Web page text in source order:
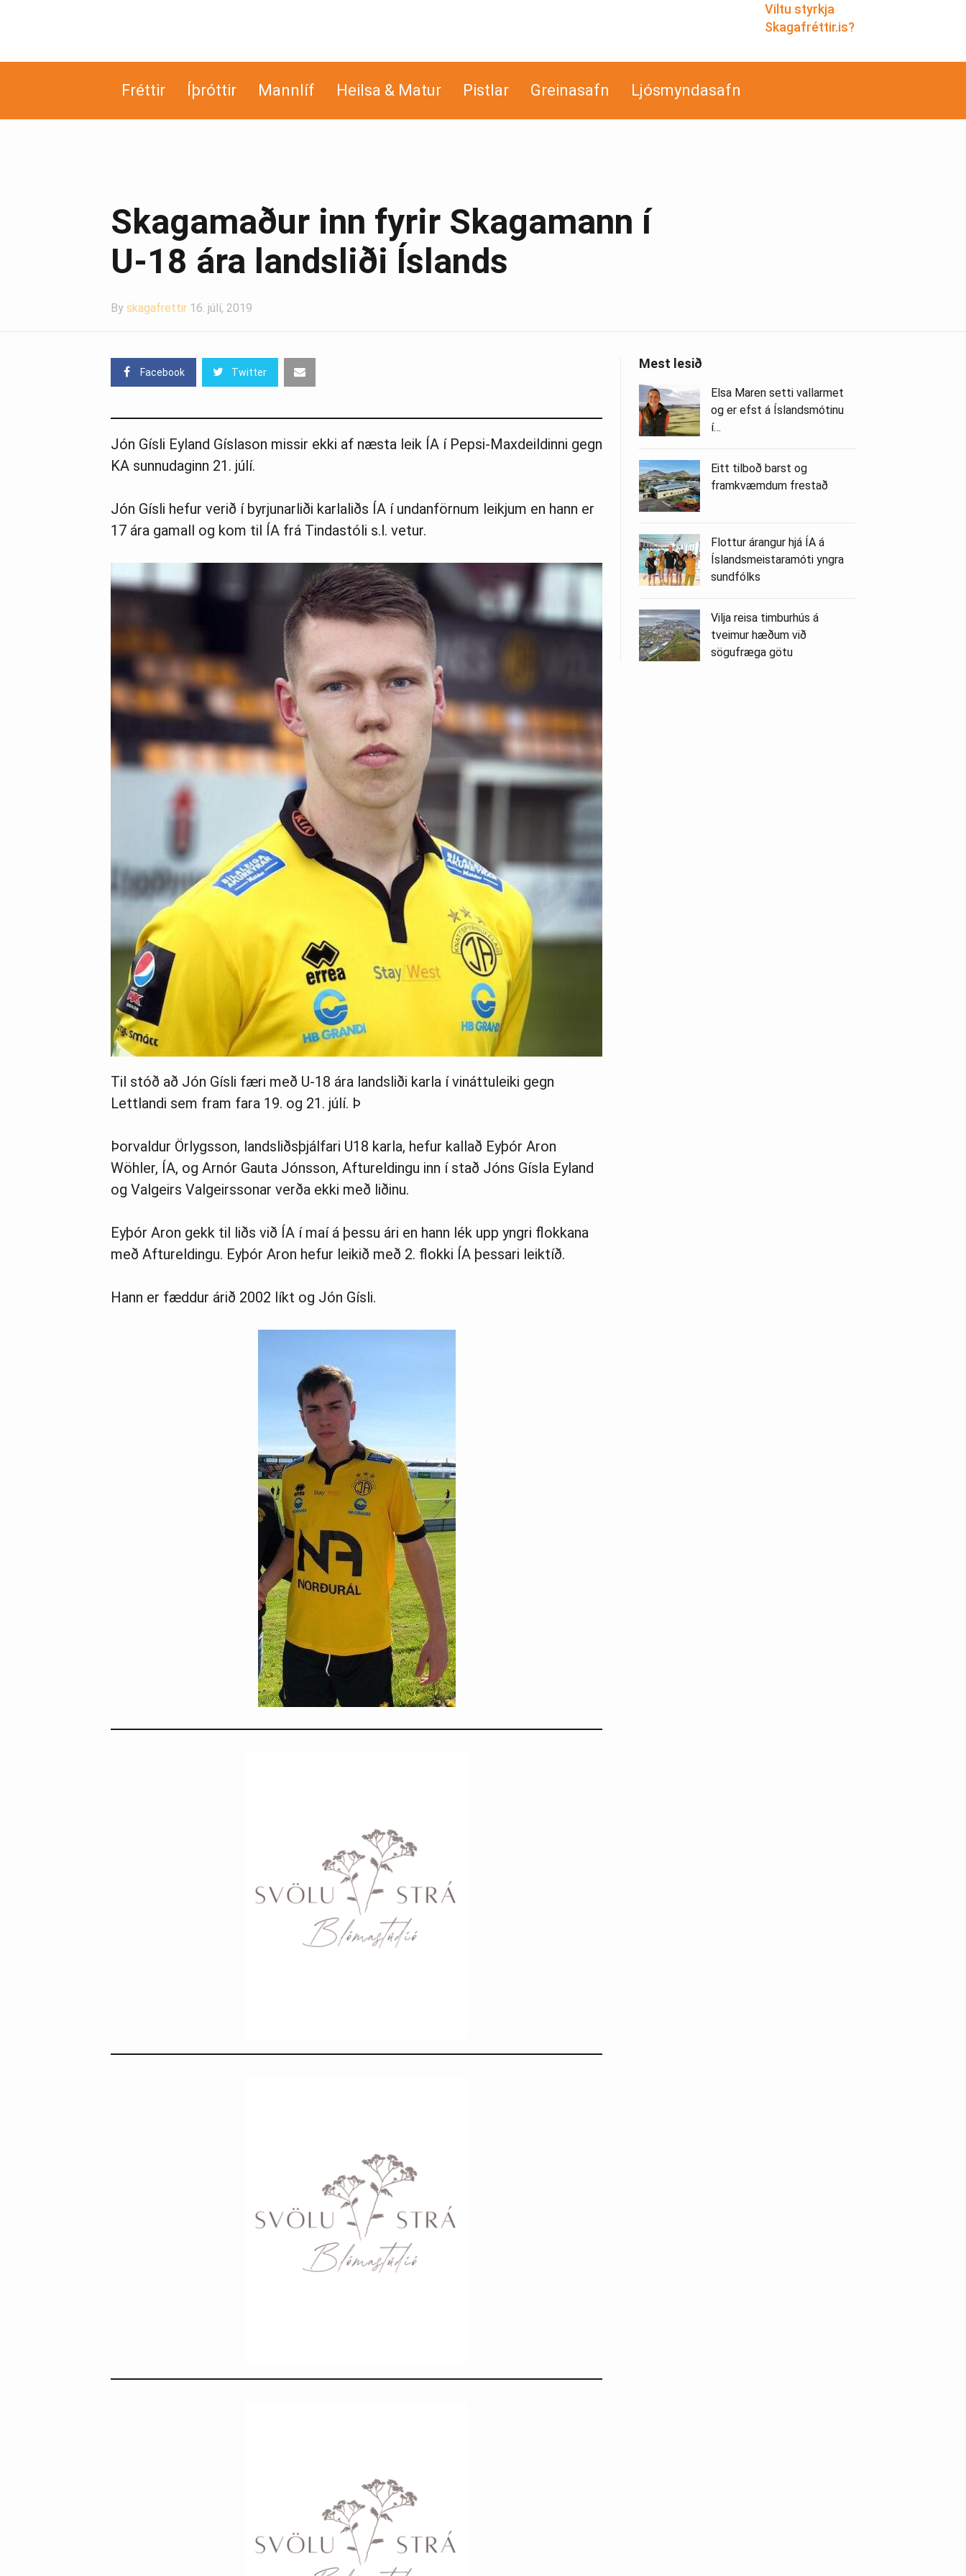
Viltu styrkja
Skagafréttir.is?
Fréttir Íþróttir Mannlíf Heilsa & Matur Pistlar Greinasafn Ljósmyndasafn
Skagamaður inn fyrir Skagamann í
U-18 ára landsliði Íslands
By skagafrettir 16. júlí, 2019
Facebook Twitter
Jón Gísli Eyland Gíslason missir ekki af næsta leik ÍA í Pepsi-Maxdeildinni gegn
KA sunnudaginn 21. júlí.
Jón Gísli hefur verið í byrjunarliði karlaliðs ÍA í undanförnum leikjum en hann er
17 ára gamall og kom til ÍA frá Tindastóli s.l. vetur.
Til stóð að Jón Gísli færi með U-18 ára landsliði karla í vináttuleiki gegn
Lettlandi sem fram fara 19. og 21. júlí. Þ
Þorvaldur Örlygsson, landsliðsþjálfari U18 karla, hefur kallað Eyþór Aron
Wöhler, ÍA, og Arnór Gauta Jónsson, Aftureldingu inn í stað Jóns Gísla Eyland
og Valgeirs Valgeirssonar verða ekki með liðinu.
Eyþór Aron gekk til liðs við ÍA í maí á þessu ári en hann lék upp yngri flokkana
með Aftureldingu. Eyþór Aron hefur leikið með 2. flokki ÍA þessari leiktíð.
Hann er fæddur árið 2002 líkt og Jón Gísli.
Mest lesið
Elsa Maren setti vallarmet
og er efst á Íslandsmótinu
í…
Eitt tilboð barst og
framkvæmdum frestað
Flottur árangur hjá ÍA á
Íslandsmeistaramóti yngra
sundfólks
Vilja reisa timburhús á
tveimur hæðum við
sögufræga götu